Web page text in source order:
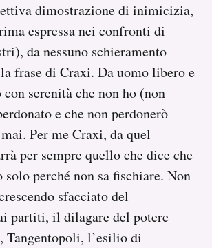
dimostrazione di inimicizia,
espressa nei confronti di
da nessuno schieramento
frase di Craxi. Da uomo libero e
serenità che non ho (non
e che non perdonerò
Per me Craxi, da quel
per sempre quello che dice che
solo perché non sa fischiare. Non
sfacciato del
partiti, il dilagare del potere
Tangentopoli, l’esilio di